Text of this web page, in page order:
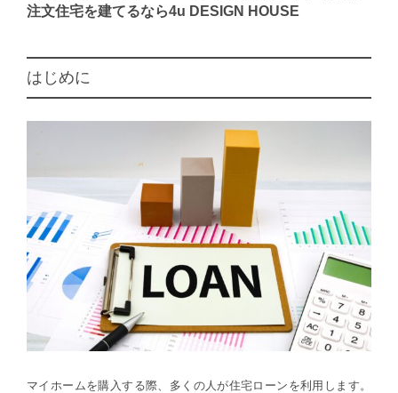
注文住宅を建てるなら4u DESIGN HOUSE
はじめに
マイホームを購入する際、多くの人が住宅ローンを利用します。